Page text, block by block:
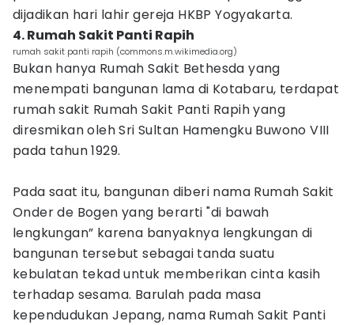
dijadikan hari lahir gereja HKBP Yogyakarta.
4. Rumah Sakit Panti Rapih
rumah sakit panti rapih (commons.m.wikimedia.org)
Bukan hanya Rumah Sakit Bethesda yang
menempati bangunan lama di Kotabaru, terdapat
rumah sakit Rumah Sakit Panti Rapih yang
diresmikan oleh Sri Sultan Hamengku Buwono VIII
pada tahun 1929.
Pada saat itu, bangunan diberi nama Rumah Sakit
Onder de Bogen yang berarti "di bawah
lengkungan” karena banyaknya lengkungan di
bangunan tersebut sebagai tanda suatu
kebulatan tekad untuk memberikan cinta kasih
terhadap sesama. Barulah pada masa
kependudukan Jepang, nama Rumah Sakit Panti